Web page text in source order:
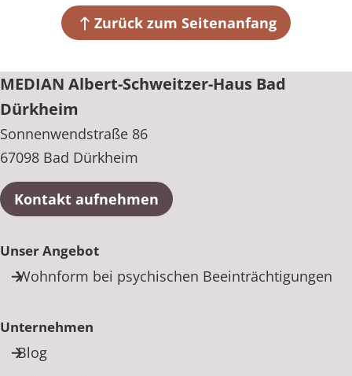
67098 Bad DürkheimZurück zum Seitenanfang
MEDIAN Albert-Schweitzer-Haus Bad
Dürkheim
Sonnenwendstraße 86
67098 Bad Dürkheim
Kontakt aufnehmen
Unser Angebot
Wohnform bei psychischen Beeinträchtigungen
Unternehmen
Blog